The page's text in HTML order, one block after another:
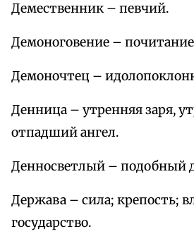
Демественник – певчий.
Демоноговение – почитание
Демоночтец –
Денница – утренняя заря,
отпадший ангел.
Денносветлый – подобный
Держава – сила; крепость;
государство.